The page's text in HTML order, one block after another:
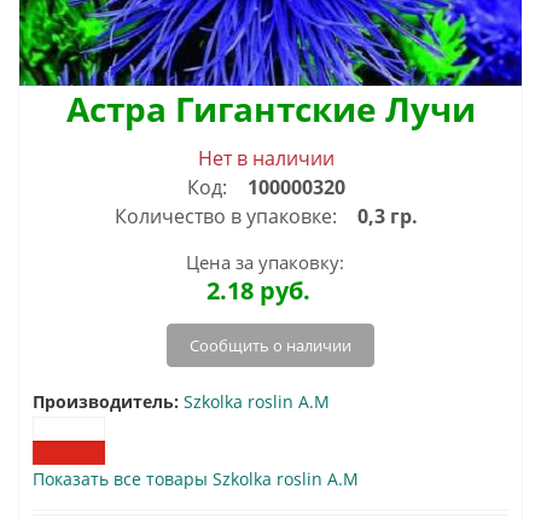
Астра Гигантские Лучи
Нет в наличии
Код:
100000320
Количество в упаковке:
0,3 гр.
Цена за упаковку:
2.18 руб.
Сообщить о наличии
Производитель: Szkolka roslin A.M
Показать все товары Szkolka roslin A.M